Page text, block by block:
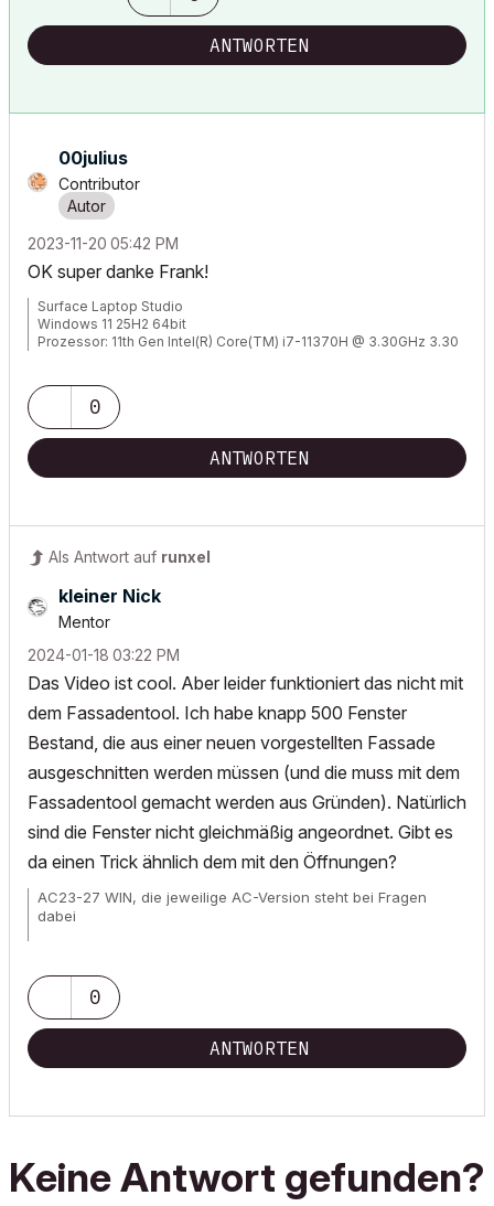
ANTWORTEN
00julius
Contributor
‎2023-11-20 05:42 PM
OK super danke Frank!
Surface Laptop Studio
Windows 11 25H2 64bit
Prozessor: 11th Gen Intel(R) Core(TM) i7-11370H @ 3.30GHz 3.30
NVIDIA GeForce RTX 3050 Ti Laptop GPU
Archicad 29
0
ANTWORTEN
Als Antwort auf runxel
kleiner Nick
Mentor
‎2024-01-18 03:22 PM
Das Video ist cool. Aber leider funktioniert das nicht mit
dem Fassadentool. Ich habe knapp 500 Fenster
Bestand, die aus einer neuen vorgestellten Fassade
ausgeschnitten werden müssen (und die muss mit dem
Fassadentool gemacht werden aus Gründen). Natürlich
sind die Fenster nicht gleichmäßig angeordnet. Gibt es
da einen Trick ähnlich dem mit den Öffnungen?
AC23-27 WIN, die jeweilige AC-Version steht bei Fragen
dabei
0
ANTWORTEN
Keine Antwort gefunden?